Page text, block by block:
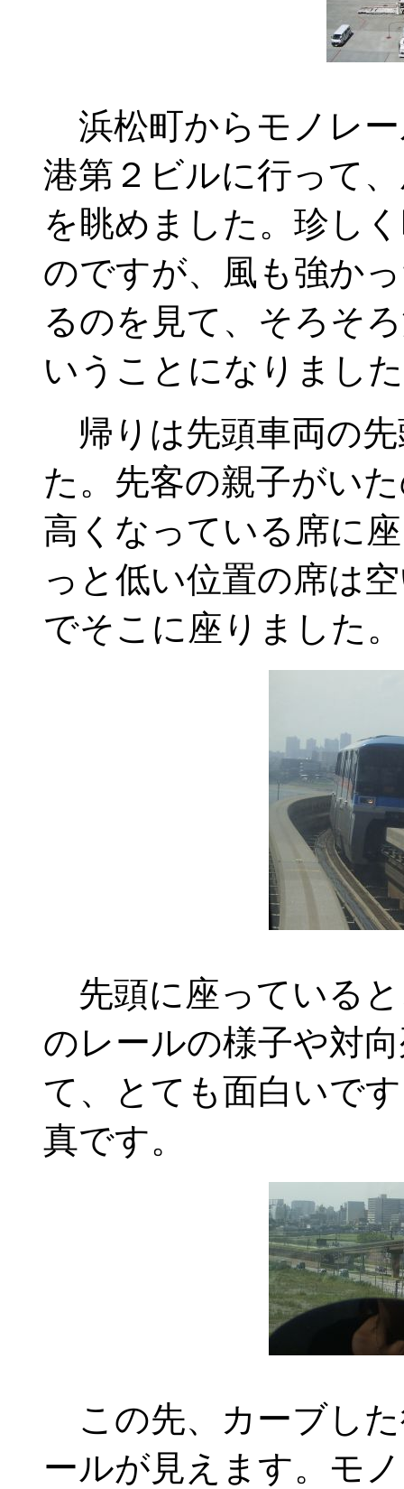
浜松町からモノレ
港第２ビルに行って
を眺めました。珍し
のですが、風も強か
るのを見て、そろそ
いうことになりまし
帰りは先頭車両の
た。先客の親子がい
高くなっている席に
っと低い位置の席は
でそこに座りました。
先頭に座っている
のレールの様子や対
て、とても面白いで
真です。
この先、カーブし
ールが見えます。モ